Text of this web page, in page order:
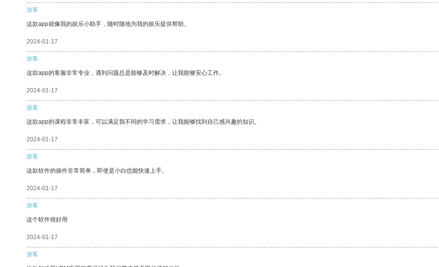
游客
这款app就像我的娱乐小助手，随时随地为我的娱乐提供帮助。
2024-01-17
游客
这款app的客服非常专业，遇到问题总是能够及时解决，让我能够安心工作。
2024-01-17
游客
这款app的课程非常丰富，可以满足我不同的学习需求，让我能够找到自己感兴趣的知识。
2024-01-17
游客
这款软件的操作非常简单，即使是小白也能快速上手。
2024-01-17
游客
这个软件很好用
2024-01-17
游客